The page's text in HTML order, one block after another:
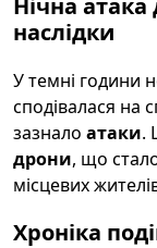
Нічна атака
наслідки
У темні години
сподівалася на
зазнало атаки.
дрони, що
місцевих
Хроніка